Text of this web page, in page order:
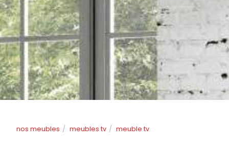
nos meubles meubles tv meuble tv